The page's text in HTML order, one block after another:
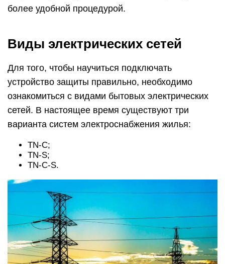
более удобной процедурой.
Виды электрических сетей
Для того, чтобы научиться подключать
устройство защиты правильно, необходимо
ознакомиться с видами бытовых электрических
сетей. В настоящее время существуют три
варианта систем электроснабжения жилья:
TN-C;
TN-S;
TN-C-S.